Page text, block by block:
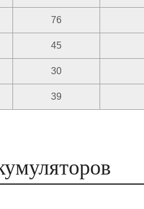
76
45
30
39